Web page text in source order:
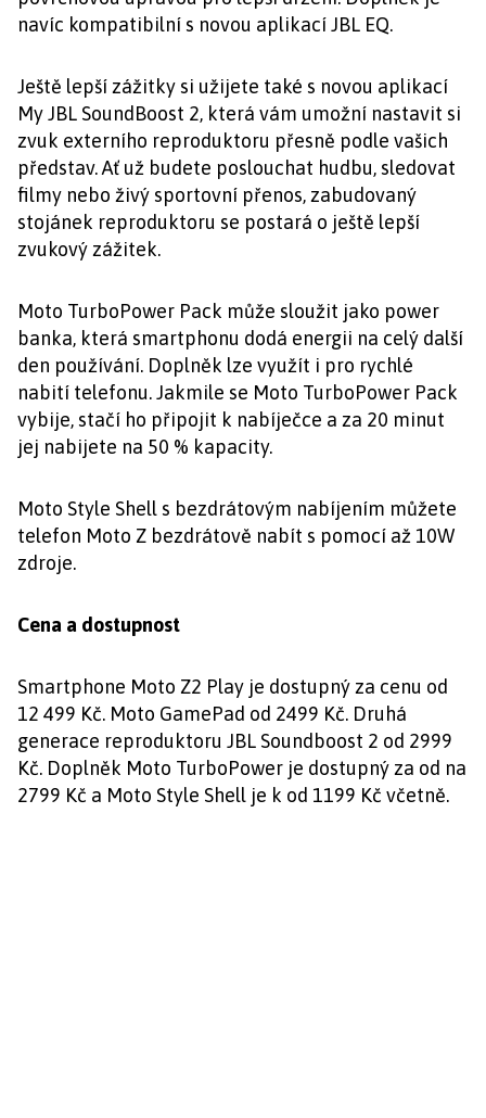
navíc kompatibilní s novou aplikací JBL EQ.
Ještě lepší zážitky si užijete také s novou aplikací
My JBL SoundBoost 2, která vám umožní nastavit si
zvuk externího reproduktoru přesně podle vašich
představ. Ať už budete poslouchat hudbu, sledovat
filmy nebo živý sportovní přenos, zabudovaný
stojánek reproduktoru se postará o ještě lepší
zvukový zážitek.
Moto TurboPower Pack může sloužit jako power
banka, která smartphonu dodá energii na celý další
den používání. Doplněk lze využít i pro rychlé
nabití telefonu. Jakmile se Moto TurboPower Pack
vybije, stačí ho připojit k nabíječce a za 20 minut
jej nabijete na 50 % kapacity.
Moto Style Shell s bezdrátovým nabíjením můžete
telefon Moto Z bezdrátově nabít s pomocí až 10W
zdroje.
Cena a dostupnost
Smartphone Moto Z2 Play je dostupný za cenu od
12 499 Kč. Moto GamePad od 2499 Kč. Druhá
generace reproduktoru JBL Soundboost 2 od 2999
Kč. Doplněk Moto TurboPower je dostupný za od na
2799 Kč a Moto Style Shell je k od 1199 Kč včetně.